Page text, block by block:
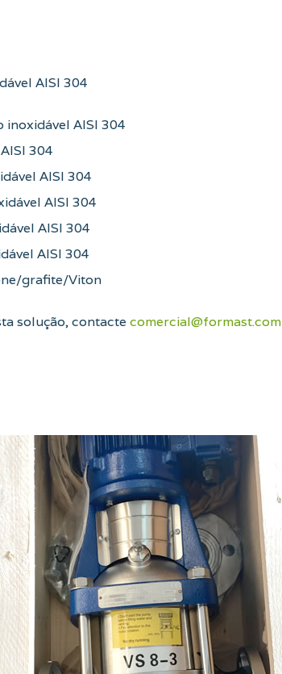
AISI 304
inoxidável AISI 304
304
AISI 304
AISI 304
AISI 304
AISI 304
grafite/Viton
solução, contacte comercial@formast.com